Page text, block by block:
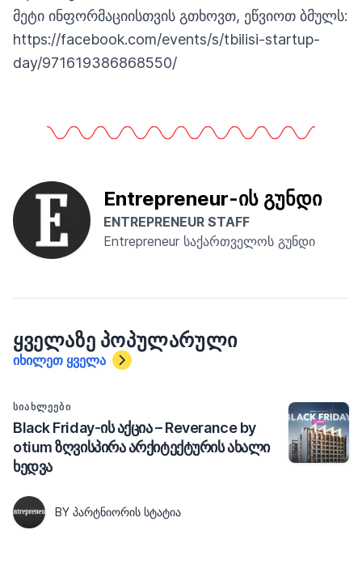
მეტი ინფორმაციისთვის გთხოვთ, ეწვიოთ ბმულს:
https://facebook.com/events/s/tbilisi-startup-
day/971619386868550/
Entrepreneur-ის გუნდი
ENTREPRENEUR STAFF
Entrepreneur საქართველოს გუნდი
ᲧᲕᲔᲚᲐᲖᲔ ᲞᲝᲞᲣᲚᲐᲠᲣᲚᲘ
იხილეთ ყველა
ᲡᲘᲐᲮᲚᲔᲔᲑᲘ
Black Friday-ის აქცია – Reverance by
otium ზღვისპირა არქიტექტურის ახალი
ხედვა
BY ᲞᲐᲠᲢᲜᲘᲝᲠᲘᲡ ᲡᲢᲐᲢᲘᲐ